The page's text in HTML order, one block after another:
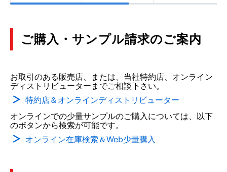
ご購入・サンプル請求のご案内
お取引のある販売店、または、当社特約店、オンライン
ディストリビューターまでご相談下さい。
特約店＆オンラインディストリビューター
オンラインでの少量サンプルのご購入については、以下
のボタンから検索が可能です。
オンライン在庫検索＆Web少量購入